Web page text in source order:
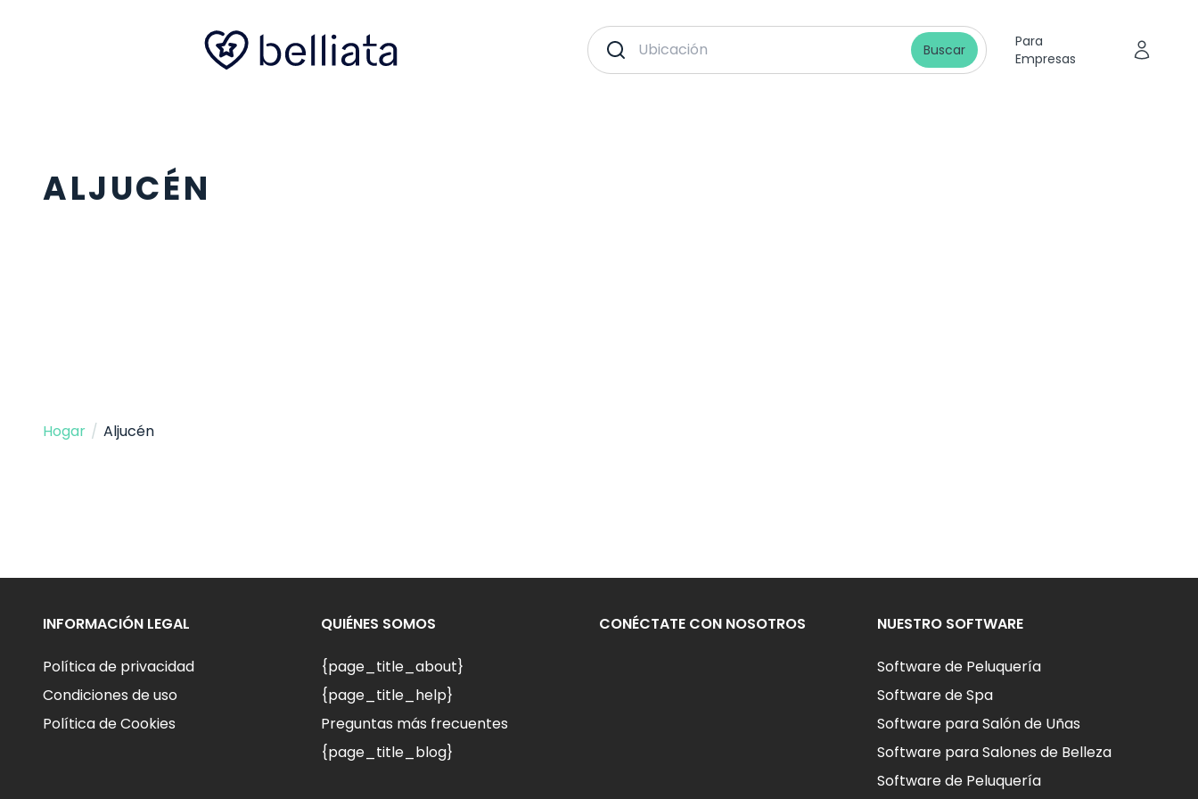
Buscar
Para
Empresas
ALJUCÉN
Hogar / Aljucén
INFORMACIÓN LEGAL
Política de privacidad
Condiciones de uso
Política de Cookies
QUIÉNES SOMOS
{page_title_about}
{page_title_help}
Preguntas más frecuentes
{page_title_blog}
CONÉCTATE CON NOSOTROS NUESTRO SOFTWARE
Software de Peluquería
Software de Spa
Software para Salón de Uñas
Software para Salones de Belleza
Software de Peluquería